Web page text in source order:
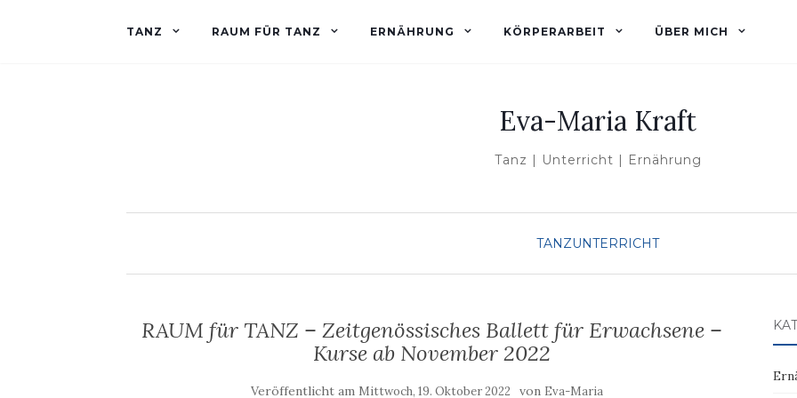
TANZ RAUM FÜR TANZ ERNÄHRUNG KÖRPERARBEIT ÜBER MICH
Eva-Maria Kraft
Tanz | Unterricht | Ernährung
TANZUNTERRICHT
RAUM für TANZ – Zeitgenössisches Ballett für Erwachsene –
Kurse ab November 2022
Veröffentlicht am Mittwoch, 19. Oktober 2022 von Eva-Maria